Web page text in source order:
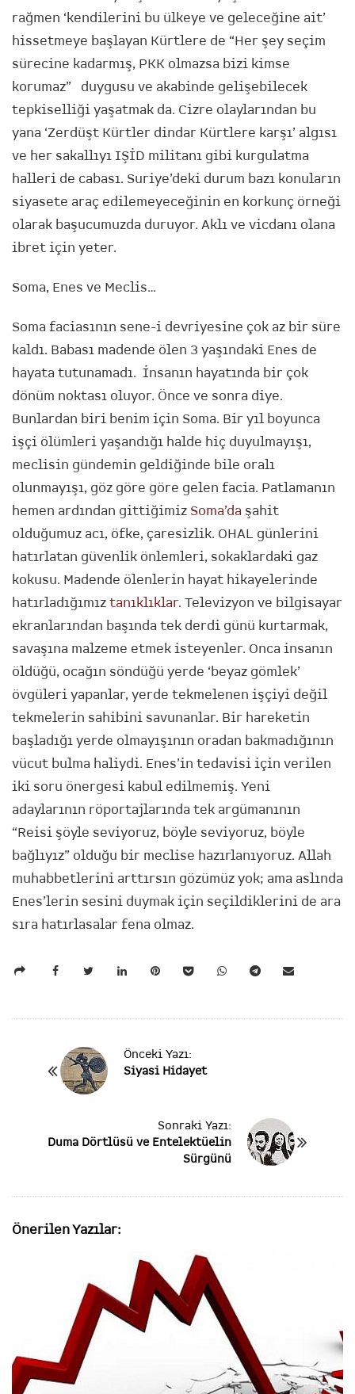
rağmen ‘kendilerini bu ülkeye ve geleceğine ait’
hissetmeye başlayan Kürtlere de “Her şey seçim
sürecine kadarmış, PKK olmazsa bizi kimse
korumaz” duygusu ve akabinde gelişebilecek
tepkiselliği yaşatmak da. Cizre olaylarından bu
yana ‘Zerdüşt Kürtler dindar Kürtlere karşı’ algısı
ve her sakallıyı IŞİD militanı gibi kurgulatma
halleri de cabası. Suriye’deki durum bazı konuların
siyasete araç edilemeyeceğinin en korkunç örneği
olarak başucumuzda duruyor. Aklı ve vicdanı olana
ibret için yeter.
Soma, Enes ve Meclis…
Soma faciasının sene-i devriyesine çok az bir süre
kaldı. Babası madende ölen 3 yaşındaki Enes de
hayata tutunamadı. İnsanın hayatında bir çok
dönüm noktası oluyor. Önce ve sonra diye.
Bunlardan biri benim için Soma. Bir yıl boyunca
işçi ölümleri yaşandığı halde hiç duyulmayışı,
meclisin gündemin geldiğinde bile oralı
olunmayışı, göz göre göre gelen facia. Patlamanın
hemen ardından gittiğimiz Soma’da şahit
olduğumuz acı, öfke, çaresizlik. OHAL günlerini
hatırlatan güvenlik önlemleri, sokaklardaki gaz
kokusu. Madende ölenlerin hayat hikayelerinde
hatırladığımız tanıklıklar. Televizyon ve bilgisayar
ekranlarından başında tek derdi günü kurtarmak,
savaşına malzeme etmek isteyenler. Onca insanın
öldüğü, ocağın söndüğü yerde ‘beyaz gömlek’
övgüleri yapanlar, yerde tekmelenen işçiyi değil
tekmelerin sahibini savunanlar. Bir hareketin
başladığı yerde olmayışının oradan bakmadığının
vücut bulma haliydi. Enes’in tedavisi için verilen
iki soru önergesi kabul edilmemiş. Yeni
adaylarının röportajlarında tek argümanının
“Reisi şöyle seviyoruz, böyle seviyoruz, böyle
bağlıyız” olduğu bir meclise hazırlanıyoruz. Allah
muhabbetlerini arttırsın gözümüz yok; ama aslında
Enes’lerin sesini duymak için seçildiklerini de ara
sıra hatırlasalar fena olmaz.
Önceki Yazı:
Siyasi Hidayet
Sonraki Yazı:
Duma Dörtlüsü ve Entelektüelin
Sürgünü
Önerilen Yazılar: